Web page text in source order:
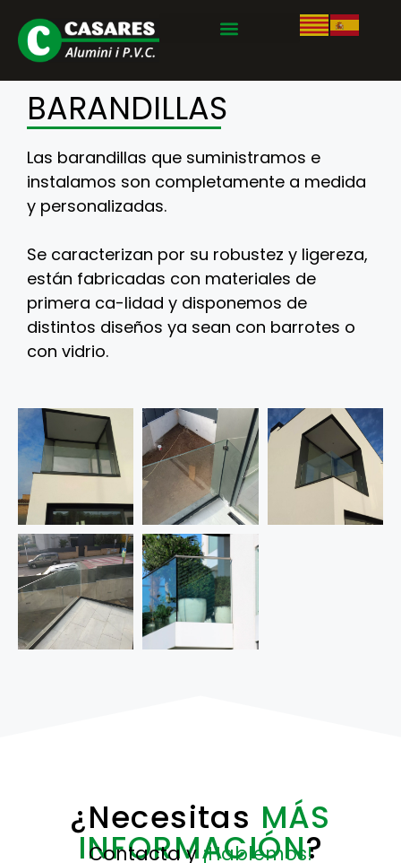
BARANDILLAS
Las barandillas que suministramos e
instalamos son completamente a medida
y personalizadas.
Se caracterizan por su robustez y ligereza,
están fabricadas con materiales de
primera ca-lidad y disponemos de
distintos diseños ya sean con barrotes o
con vidrio.
¿Necesitas MÁS
INFORMACIÓN?
Contacta y¡Hablemos!